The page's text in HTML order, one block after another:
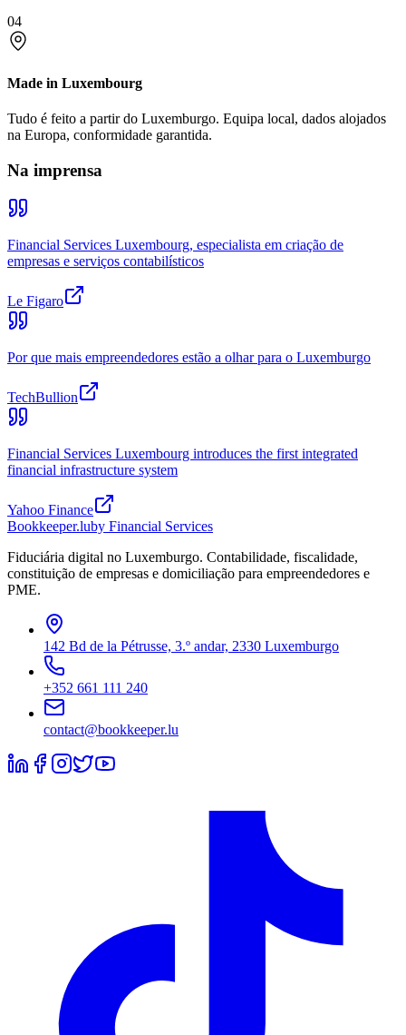
04
Made in Luxembourg
Tudo é feito a partir do Luxemburgo. Equipa local, dados alojados
na Europa, conformidade garantida.
Na imprensa
Financial Services Luxembourg, especialista em criação de
empresas e serviços contabilísticos
Le Figaro
Por que mais empreendedores estão a olhar para o Luxemburgo
TechBullion
Financial Services Luxembourg introduces the first integrated
financial infrastructure system
Yahoo Finance
Bookkeeper.luby Financial Services
Fiduciária digital no Luxemburgo. Contabilidade, fiscalidade,
constituição de empresas e domiciliação para empreendedores e
PME.
142 Bd de la Pétrusse, 3.º andar, 2330 Luxemburgo
+352 661 111 240
contact@bookkeeper.lu